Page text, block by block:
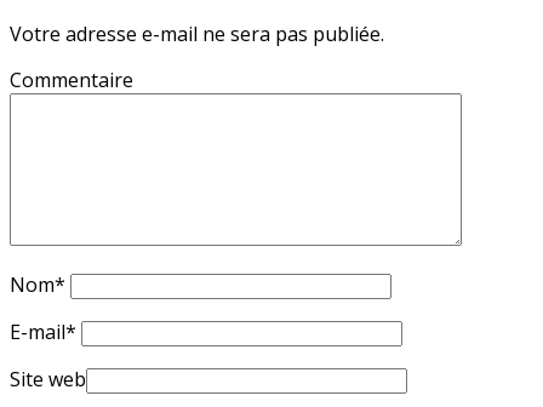
Votre adresse e-mail ne sera pas publiée.
Commentaire
Nom*
E-mail*
Site web